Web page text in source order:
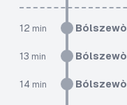
12 min Bólszewò
13 min Bólszewò
14 min Bólszewò